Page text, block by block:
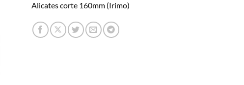
Alicates corte 160mm (Irimo)